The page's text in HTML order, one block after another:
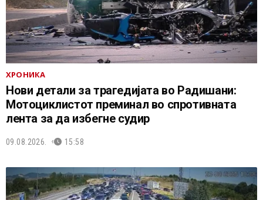
ХРОНИКА
Нови детали за трагедијата во Радишани:
Мотоциклистот преминал во спротивната
лента за да избегне судир
09.08.2026. 15:58